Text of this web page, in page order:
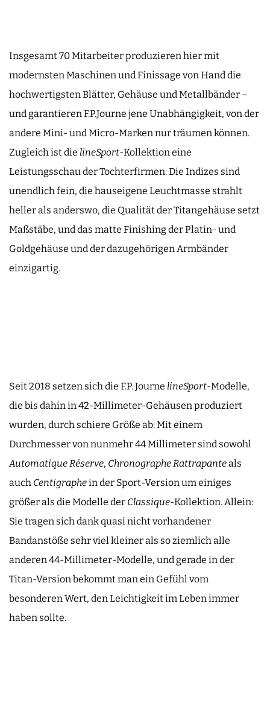
Insgesamt 70 Mitarbeiter produzieren hier mit
modernsten Maschinen und Finissage von Hand die
hochwertigsten Blätter, Gehäuse und Metallbänder –
und garantieren F.P.Journe jene Unabhängigkeit, von der
andere Mini- und Micro-Marken nur träumen können.
Zugleich ist die lineSport-Kollektion eine
Leistungsschau der Tochterfirmen: Die Indizes sind
unendlich fein, die hauseigene Leuchtmasse strahlt
heller als anderswo, die Qualität der Titangehäuse setzt
Maßstäbe, und das matte Finishing der Platin- und
Goldgehäuse und der dazugehörigen Armbänder
einzigartig.
Seit 2018 setzen sich die F.P. Journe lineSport-Modelle,
die bis dahin in 42-Millimeter-Gehäusen produziert
wurden, durch schiere Größe ab: Mit einem
Durchmesser von nunmehr 44 Millimeter sind sowohl
Automatique Réserve, Chronographe Rattrapanteals
auch Centigraphein der Sport-Version um einiges
größer als die Modelle der Classique-Kollektion. Allein:
Sie tragen sich dank quasi nicht vorhandener
Bandanstöße sehr viel kleiner als so ziemlich alle
anderen 44-Millimeter-Modelle, und gerade in der
Titan-Version bekommt man ein Gefühl vom
besonderen Wert, den Leichtigkeit im Leben immer
haben sollte.